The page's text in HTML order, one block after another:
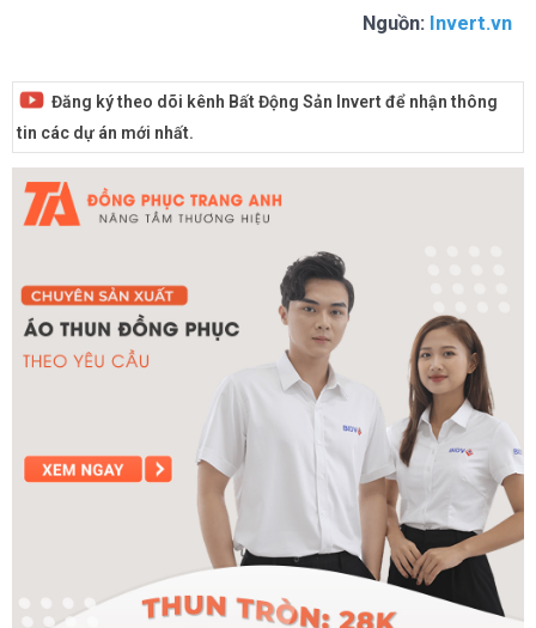
Nguồn: Invert.vn
Đăng ký theo dõi kênh Bất Động Sản Invert để nhận thông
tin các dự án mới nhất.